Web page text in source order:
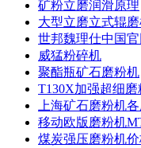
矿粉立磨润滑原理
大型立磨立式辊
世邦魏理仕中国官
威猛粉碎机
聚酯瓶矿石磨粉机
T130X加强超细
上海矿石磨粉机
移动欧版磨粉机
煤炭强压磨粉机价